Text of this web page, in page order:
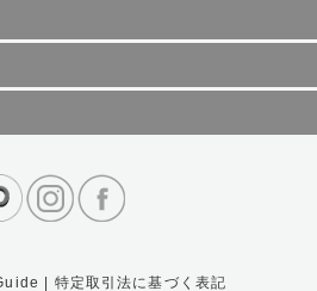
特定取引法に基づく表記